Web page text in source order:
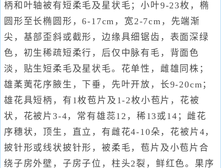
柄和叶轴被有短柔毛及星状毛；小叶9-23枚，椭
圆形至长椭圆形，6-17cm，宽2-7cm，先端渐
尖，基部歪斜或截形，边缘具细锯齿，表面深绿
色，初生稀疏短柔行，后仅中脉有毛，背面色
淡，贴生短柔毛及星状毛。花单性，雌雄同株；
雄葇荑花序腋生，下垂，先叶开放，长9-20cm；
雄花具短柄，有1枚苞片及1-2枚小苞片，花被
状，花被片3-4，常有雄蕊12，稀13或14；雌花
序穗状，顶生，直立，有雌花4-10朵，花被片4，
披针形或线状披针形，被柔毛，苞片及小苞片合
绕子房外壁，子房子位，柱头2裂，鲜红色。果序